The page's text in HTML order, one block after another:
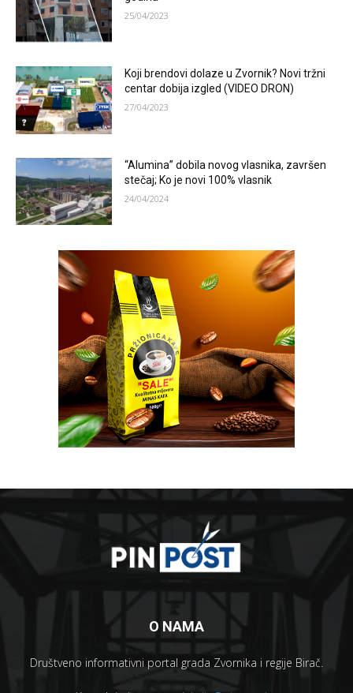
25/04/2023
Koji brendovi dolaze u Zvornik? Novi tržni
centar dobija izgled (VIDEO DRON)
27/04/2023
“Alumina” dobila novog vlasnika, završen
stečaj; Ko je novi 100% vlasnik
24/04/2024
O NAMA
Društveno informativni portal grada Zvornika i regije Birač.